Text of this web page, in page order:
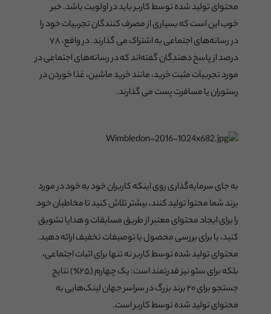
محتوای تولید شده توسط کاربر باید در اولویت باشد. خبر
خوب این است که بسیاری از مصرف کنندگان تجربیات خود را
در رسانه‌های اجتماعی به اشتراک می گذارند. در واقع، ۷۸
درصد از پاسخ دهندگان گفته‌اند که در رسانه‌های اجتماعی در
مورد تجربیات مثبت خرید، مانند خرید ماشین، غذا خوردن در
رستوران یا مسافرت پست می گذارند.
به جای سرمایه‌گذاری روی اینکه کاربران خود به خود در مورد
برند شما محتوا تولید کنند، بیشتر تلاش کنید تا مخاطبان خود
را برای ایجاد محتوای معتبر از طریق مسابقات و هدایا تشویق
کنید، یا برای بررسی محصول یا توصیفات تخفیف ارائه دهید.
محتوای تولید شده توسط کاربر نه تنها برای اثبات اجتماعی،
بلکه برای سئو نیز قدرتمند است: یک چهارم (۲۵٪) نتایج
جستجو برای ۲۰ برند بزرگ در سراسر جهان لینک‌هایی به
محتوای تولید شده توسط کاربر است.